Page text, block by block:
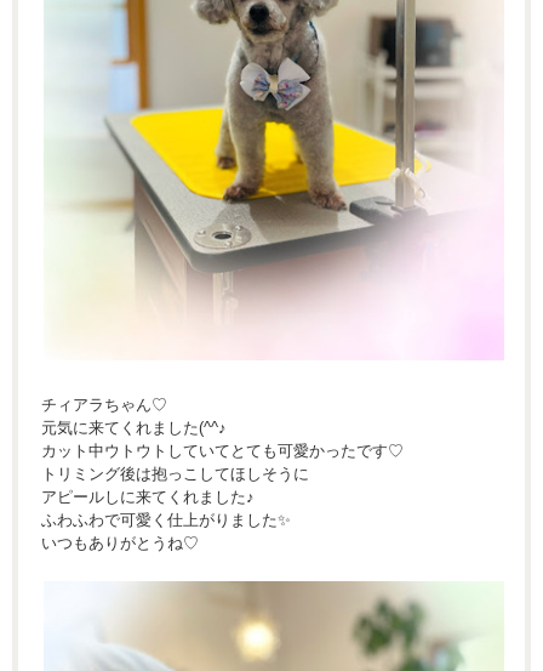
チィアラちゃん♡
元気に来てくれました(^^♪
カット中ウトウトしていてとても可愛かったです♡
トリミング後は抱っこしてほしそうに
アピールしに来てくれました♪
ふわふわで可愛く仕上がりました✨
いつもありがとうね♡